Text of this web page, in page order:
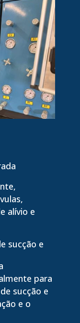
alívio e
sucção e
para
sucção e
e o